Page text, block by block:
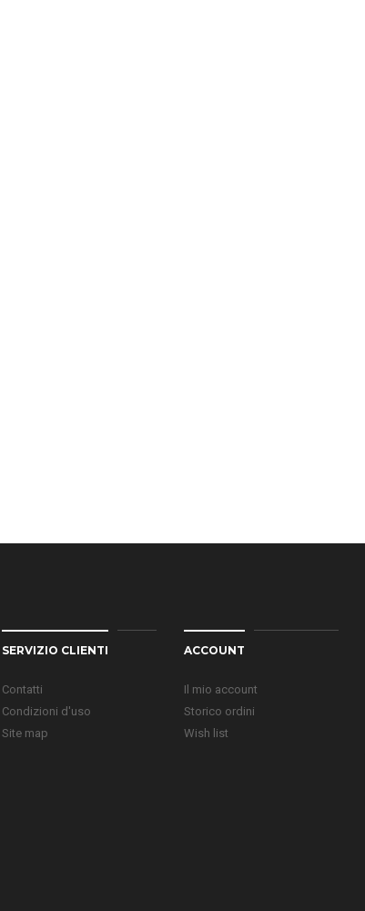
SERVIZIO CLIENTI
Contatti
Condizioni d'uso
Site map
ACCOUNT
Il mio account
Storico ordini
Wish list